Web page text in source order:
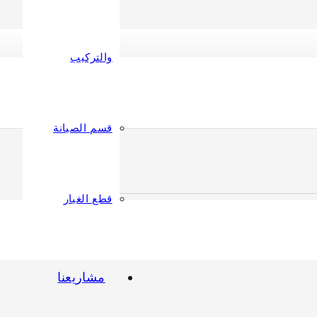
والتركيب
قسم الصيانة
قطع الغيار
مشاريعنا